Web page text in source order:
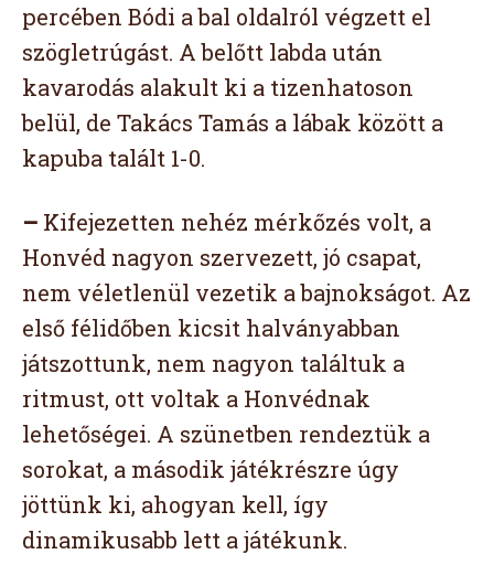
percében Bódi a bal oldalról végzett el
szögletrúgást. A belőtt labda után
kavarodás alakult ki a tizenhatoson
belül, de Takács Tamás a lábak között a
kapuba talált 1-0.
– Kifejezetten nehéz mérkőzés volt, a
Honvéd nagyon szervezett, jó csapat,
nem véletlenül vezetik a bajnokságot. Az
első félidőben kicsit halványabban
játszottunk, nem nagyon találtuk a
ritmust, ott voltak a Honvédnak
lehetőségei. A szünetben rendeztük a
sorokat, a második játékrészre úgy
jöttünk ki, ahogyan kell, így
dinamikusabb lett a játékunk.